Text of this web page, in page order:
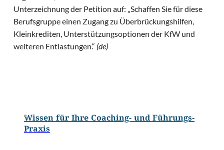
Unterzeichnung der Petition auf: „Schaffen Sie für diese
Berufsgruppe einen Zugang zu Überbrückungshilfen,
Kleinkrediten, Unterstützungsoptionen der KfW und
weiteren Entlastungen.“ (de)
Wissen für Ihre Coaching- und Führungs-
Praxis